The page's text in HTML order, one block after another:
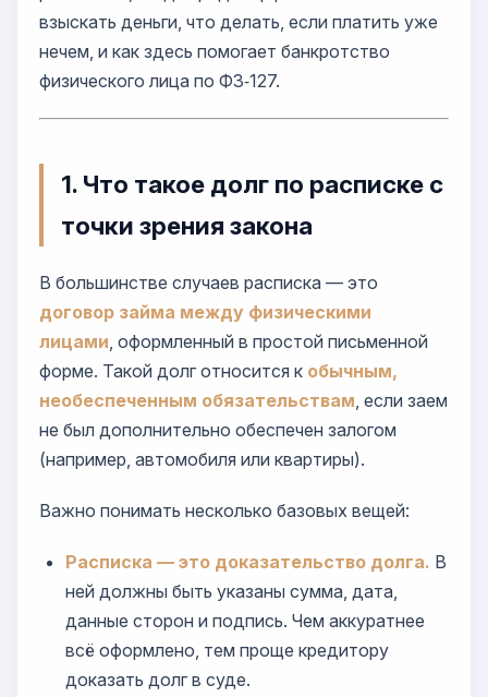
взыскать деньги, что делать, если платить уже
нечем, и как здесь помогает банкротство
физического лица по ФЗ‑127.
1. Что такое долг по расписке с
точки зрения закона
В большинстве случаев расписка — это
договор займа между физическими
лицами, оформленный в простой письменной
форме. Такой долг относится к обычным,
необеспеченным обязательствам, если заем
не был дополнительно обеспечен залогом
(например, автомобиля или квартиры).
Важно понимать несколько базовых вещей:
Расписка — это доказательство долга. В
ней должны быть указаны сумма, дата,
данные сторон и подпись. Чем аккуратнее
всё оформлено, тем проще кредитору
доказать долг в суде.